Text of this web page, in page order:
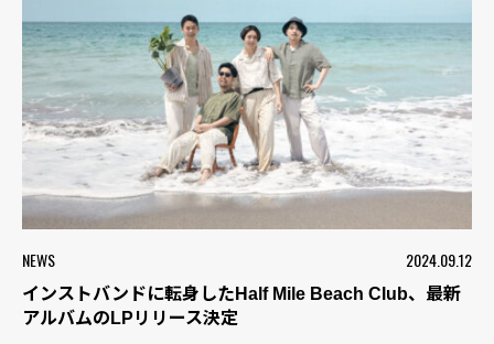
NEWS 2024.09.12
インストバンドに転身したHalf Mile Beach Club、最新
アルバムのLPリリース決定